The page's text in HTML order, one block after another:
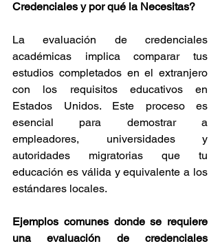
Credenciales y por qué la Necesitas?
La evaluación de credenciales
académicas implica comparar tus
estudios completados en el extranjero
con los requisitos educativos en
Estados Unidos. Este proceso es
esencial para demostrar a
empleadores, universidades y
autoridades migratorias que tu
educación es válida y equivalente a los
estándares locales.
Ejemplos comunes donde se requiere
una evaluación de credenciales